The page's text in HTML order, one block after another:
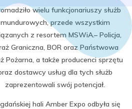
wielu funkcjonariuszy służb
mundurowych, przede wszystkim
z resortem MSWiA.– Policja,
Graniczna, BOR oraz Państwowa
Pożarna, a także producenci sprzętu
dostawcy usług dla tych służb
zaprezentowali swój potencjał.
hali Amber Expo odbyła się